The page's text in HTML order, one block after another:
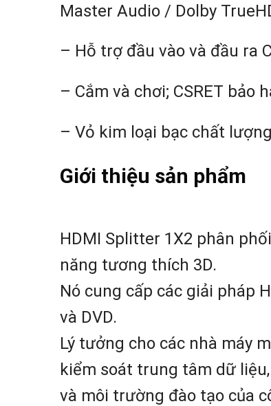
Master Audio / Dolby
– Hỗ trợ đầu vào và đầu ra
– Cắm và chơi; CSRET bảo
– Vỏ kim loại bạc chất
Giới thiệu sản phẩm
HDMI Splitter 1X2 phân
năng tương thích 3D.
Nó cung cấp các giải pháp
và DVD.
Lý tưởng cho các nhà máy
kiểm soát trung tâm dữ
và môi trường đào tạo của